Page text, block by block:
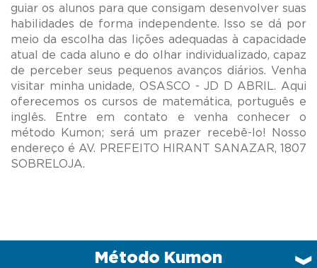
guiar os alunos para que consigam desenvolver suas
habilidades de forma independente. Isso se dá por
meio da escolha das lições adequadas à capacidade
atual de cada aluno e do olhar individualizado, capaz
de perceber seus pequenos avanços diários. Venha
visitar minha unidade, OSASCO - JD D ABRIL. Aqui
oferecemos os cursos de matemática, português e
inglês. Entre em contato e venha conhecer o
método Kumon; será um prazer recebê-lo! Nosso
endereço é AV. PREFEITO HIRANT SANAZAR, 1807
Método Kumon